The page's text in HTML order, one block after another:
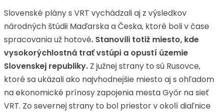
Slovenské plány s VRT vychádzali aj z výsledkov
národných štúdii Maďarska a Česka, ktoré boli v čase
spracovania už hotové. Stanovili totiž miesto, kde
vysokorýchlostná trať vstúpi a opustí územie
Slovenskej republiky. Z južnej strany to sú Rusovce,
ktoré sa ukázali ako najvhodnejšie miesto aj s ohľadom
na ekonomické prínosy zapojenia mesta Győr na sieť
VRT. Zo severnej strany to bol priestor v okolí diaľnice